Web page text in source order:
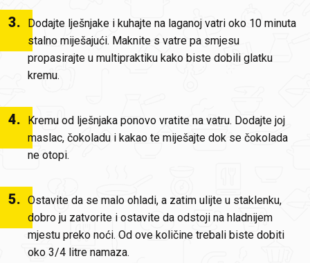
3.
Dodajte lješnjake i kuhajte na laganoj vatri oko 10 minuta
stalno miješajući. Maknite s vatre pa smjesu
propasirajte u multipraktiku kako biste dobili glatku
kremu.
4.
Kremu od lješnjaka ponovo vratite na vatru. Dodajte joj
maslac, čokoladu i kakao te miješajte dok se čokolada
ne otopi.
5. Ostavite da se malo ohladi, a zatim ulijte u staklenku,
dobro ju zatvorite i ostavite da odstoji na hladnijem
mjestu preko noći. Od ove količine trebali biste dobiti
oko 3/4 litre namaza.